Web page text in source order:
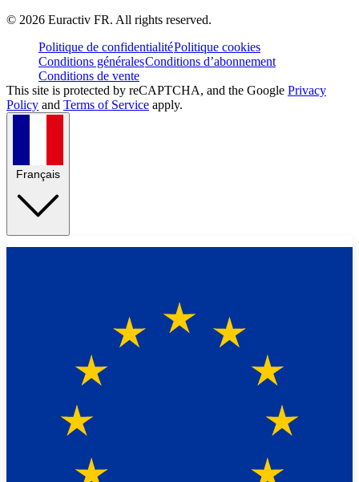
© 2026 Euractiv FR. All rights reserved.
Politique de confidentialitéPolitique cookies
Conditions généralesConditions d’abonnement
Conditions de vente
This site is protected by reCAPTCHA, and the Google Privacy
Policy and Terms of Service apply.
Français